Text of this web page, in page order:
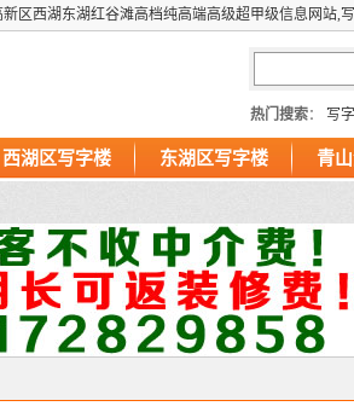
区西湖东湖红谷滩高档纯高端高级超甲级信息网站,
热门搜索： 写
西湖区写字楼 东湖区写字楼 青